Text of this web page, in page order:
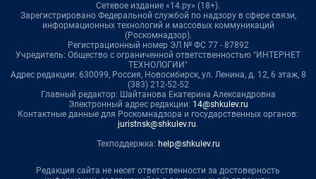
Сетевое издание «14.ру» (18+).
Зарегистрировано Федеральной службой по надзору в сфере связи,
информационных технологий и массовых коммуникаций
(Роскомнадзор).
Регистрационный номер ЭЛ № ФС 77 - 87892
Учредитель: Общество с ограниченной ответственностью "ИНТЕРНЕТ
ТЕХНОЛОГИИ"
Адрес редакции: 630099, Россия, Новосибирск, ул. Ленина, д. 12, 6 этаж, 8
(383) 212-52-52
Главный редактор: Шайтанова Екатерина Александровна
Электронный адрес редакции: 14@shkulev.ru
Контактные данные для Роскомнадзора и государственных органов:
juristnsk@shkulev.ru.
Техподдержка: help@shkulev.ru
Редакция сайта не несет ответственности за достоверность